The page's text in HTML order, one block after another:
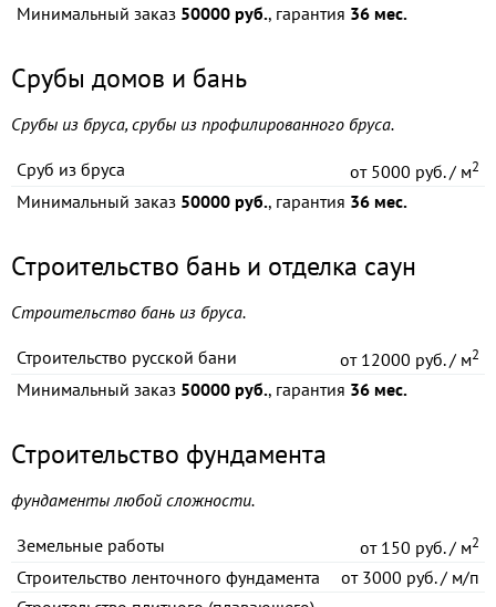
Минимальный заказ 50000 руб., гарантия 36 мес.
Срубы домов и бань
Срубы из бруса, срубы из профилированного бруса.
Сруб из бруса от5000 руб. / м2
Минимальный заказ 50000 руб., гарантия 36 мес.
Строительство бань и отделка саун
Строительство бань из бруса.
Строительство русской бани от12000 руб. / м2
Минимальный заказ 50000 руб., гарантия 36 мес.
Строительство фундамента
фундаменты любой сложности.
Земельные работы от150 руб. / м2
Строительство ленточного фундамента от3000 руб. / м/п